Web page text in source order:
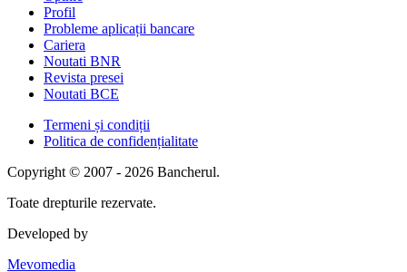
Profil
Probleme aplicații bancare
Cariera
Noutati BNR
Revista presei
Noutati BCE
Termeni și condiții
Politica de confidențialitate
Copyright © 2007 - 2026 Bancherul.
Toate drepturile rezervate.
Developed by
Mevomedia